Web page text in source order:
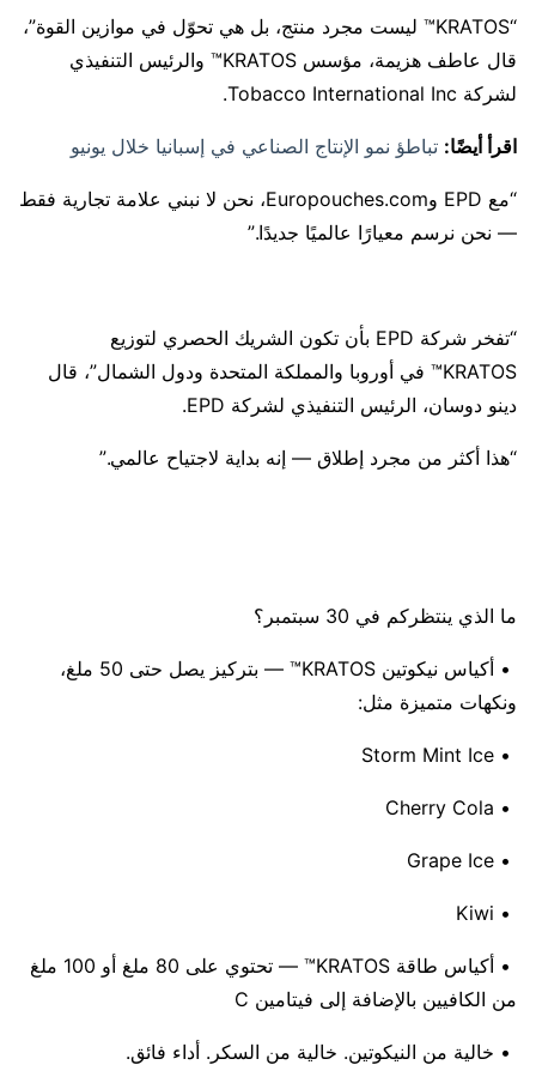
‏“KRATOS™ ليست مجرد منتج، بل هي تحوّل في موازين القوة”،
قال عاطف هزيمة، مؤسس KRATOS™ والرئيس التنفيذي
لشركة Tobacco International Inc.
اقرأ أيضًا: تباطؤ نمو الإنتاج الصناعي في إسبانيا خلال يونيو
“مع EPD وEuropouches.com، نحن لا نبني علامة تجارية فقط
— نحن نرسم معيارًا عالميًا جديدًا.”
“تفخر شركة EPD بأن تكون الشريك الحصري لتوزيع
KRATOS™ في أوروبا والمملكة المتحدة ودول الشمال”، قال
دينو دوسان، الرئيس التنفيذي لشركة EPD.
“هذا أكثر من مجرد إطلاق — إنه بداية لاجتياح عالمي.”
ما الذي ينتظركم في 30 سبتمبر؟
• أكياس نيكوتين KRATOS™ — بتركيز يصل حتى 50 ملغ،
ونكهات متميزة مثل:
• Storm Mint Ice
• Cherry Cola
• Grape Ice
• Kiwi
• أكياس طاقة KRATOS™ — تحتوي على 80 ملغ أو 100 ملغ
من الكافيين بالإضافة إلى فيتامين C
• خالية من النيكوتين. خالية من السكر. أداء فائق.